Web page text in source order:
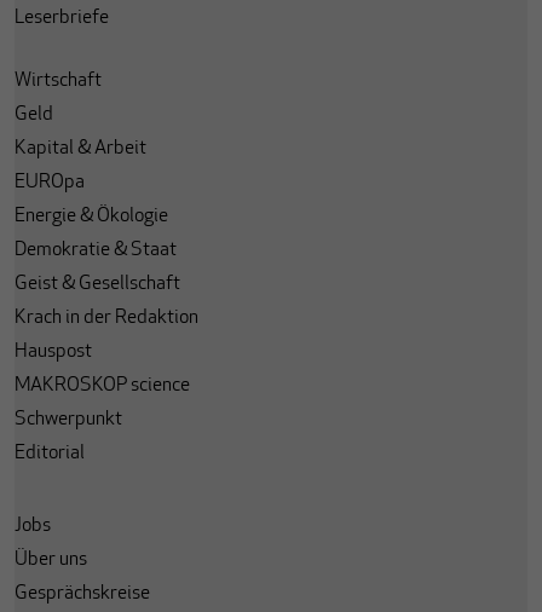
Leserbriefe
Wirtschaft
Geld
Kapital & Arbeit
EUROpa
Energie & Ökologie
Demokratie & Staat
Geist & Gesellschaft
Krach in der Redaktion
Hauspost
MAKROSKOP science
Schwerpunkt
Editorial
Jobs
Über uns
Gesprächskreise